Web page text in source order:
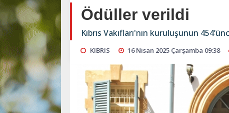
Ödüller verildi
Kıbrıs Vakıfları'nın kuruluşunun
KIBRIS 16 Nisan 2025 Çarşamba 09:38